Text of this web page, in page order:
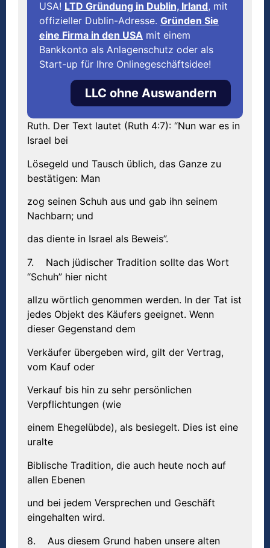
USA! LTD Gründung in Dublin, Irland, mit
offizieller Dublin-Adresse. Gründen Sie
eine Firma in den USA mit einem
Bankkonto als Anlagenschutz oder als
Start-up für Ihre Onlinegeschäftsidee!
LLC ohne Auswandern
Ruth. Der Text lautet (Ruth 4:7): “Nun war es in
Israel bei
Lösegeld und Tausch üblich, das Ganze zu
bestätigen: Man
zog seinen Schuh aus und gab ihn seinem
Nachbarn; und
das diente in Israel als Beweis”.
7. Nach jüdischer Tradition sollte das Wort
“Schuh” hier nicht
allzu wörtlich genommen werden. In der Tat ist
jedes Objekt des Käufers geeignet. Wenn
dieser Gegenstand dem
Verkäufer übergeben wird, gilt der Vertrag,
vom Kauf oder
Verkauf bis hin zu sehr persönlichen
Verpflichtungen (wie
einem Ehegelübde), als besiegelt. Dies ist eine
uralte
Biblische Tradition, die auch heute noch auf
allen Ebenen
und bei jedem Versprechen und Geschäft
eingehalten wird.
8. Aus diesem Grund haben unsere alten